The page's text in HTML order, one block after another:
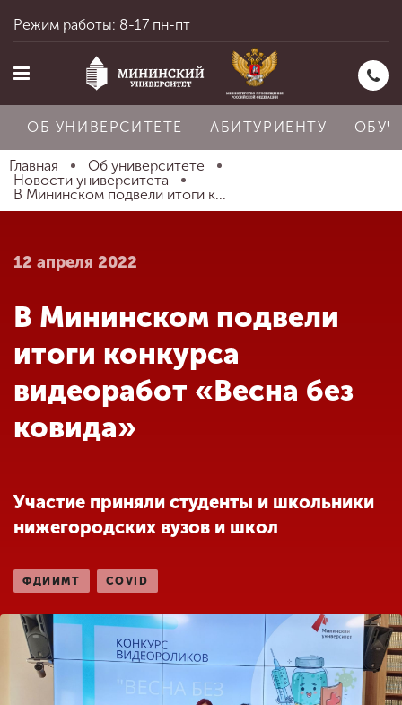
Главная
Абитуриенту
Обучение
Международная
Другие виды
деятельности
Студенческая жизнь
Режим работы: 8-17 пн-пт
ОБ УНИВЕРСИТЕТЕ АБИТУРИЕНТУ
Главная
Об университете
Новости университета
В Мининском подвели итоги к...
12 апреля 2022
В Мининском подвели
итоги конкурса
видеоработ «Весна без
ковида»
Участие приняли студенты и школьники
нижегородских вузов и школ
ФДИИМТ COVID